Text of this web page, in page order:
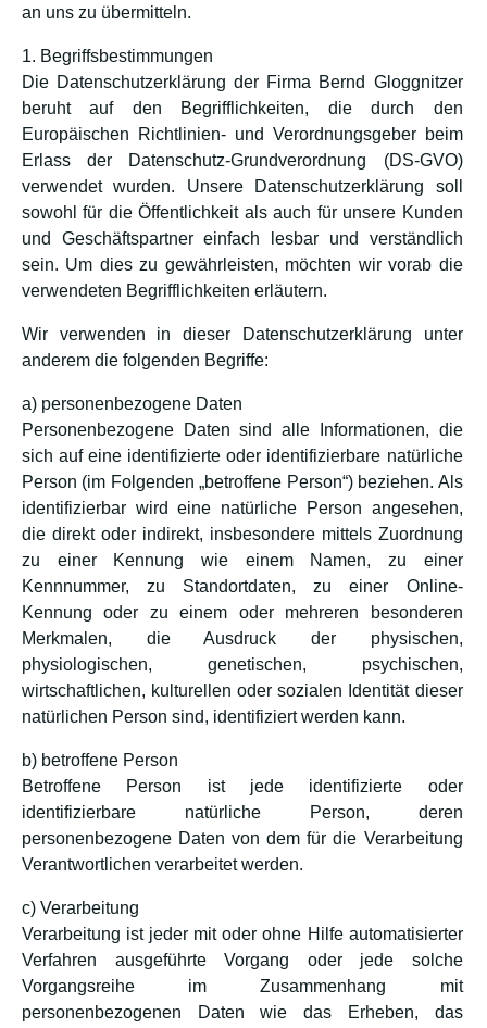
an uns zu übermitteln.
1. Begriffsbestimmungen
Die Datenschutzerklärung der Firma Bernd Gloggnitzer
beruht auf den Begrifflichkeiten, die durch den
Europäischen Richtlinien- und Verordnungsgeber beim
Erlass der Datenschutz-Grundverordnung (DS-GVO)
verwendet wurden. Unsere Datenschutzerklärung soll
sowohl für die Öffentlichkeit als auch für unsere Kunden
und Geschäftspartner einfach lesbar und verständlich
sein. Um dies zu gewährleisten, möchten wir vorab die
verwendeten Begrifflichkeiten erläutern.
Wir verwenden in dieser Datenschutzerklärung unter
anderem die folgenden Begriffe:
a) personenbezogene Daten
Personenbezogene Daten sind alle Informationen, die
sich auf eine identifizierte oder identifizierbare natürliche
Person (im Folgenden „betroffene Person“) beziehen. Als
identifizierbar wird eine natürliche Person angesehen,
die direkt oder indirekt, insbesondere mittels Zuordnung
zu einer Kennung wie einem Namen, zu einer
Kennnummer, zu Standortdaten, zu einer Online-
Kennung oder zu einem oder mehreren besonderen
Merkmalen, die Ausdruck der physischen,
physiologischen, genetischen, psychischen,
wirtschaftlichen, kulturellen oder sozialen Identität dieser
natürlichen Person sind, identifiziert werden kann.
b) betroffene Person
Betroffene Person ist jede identifizierte oder
identifizierbare natürliche Person, deren
personenbezogene Daten von dem für die Verarbeitung
Verantwortlichen verarbeitet werden.
c) Verarbeitung
Verarbeitung ist jeder mit oder ohne Hilfe automatisierter
Verfahren ausgeführte Vorgang oder jede solche
Vorgangsreihe im Zusammenhang mit
personenbezogenen Daten wie das Erheben, das